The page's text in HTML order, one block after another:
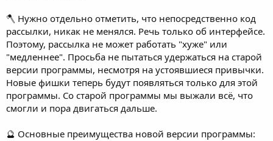
🪓 Нужно отдельно отметить, что непосредственно код
рассылки, никак не менялся. Речь только об интерфейсе.
Поэтому, рассылка не может работать "хуже" или
"медленнее". Просьба не пытаться удержаться на старой
версии программы, несмотря на устоявшиеся привычки.
Новые фишки теперь будут появляться только для этой
программы. Со старой программы мы выжали всё, что
смогли и пора двигаться дальше.
🔮 Основные преимущества новой версии программы: